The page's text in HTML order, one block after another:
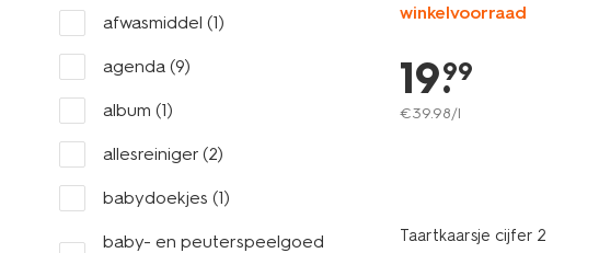
afwasmiddel (1)
agenda (9)
album (1)
allesreiniger (2)
babydoekjes (1)
baby- en peuterspeelgoed
winkelvoorraad
19.
99
€39.98/l
Taartkaarsje cijfer 2